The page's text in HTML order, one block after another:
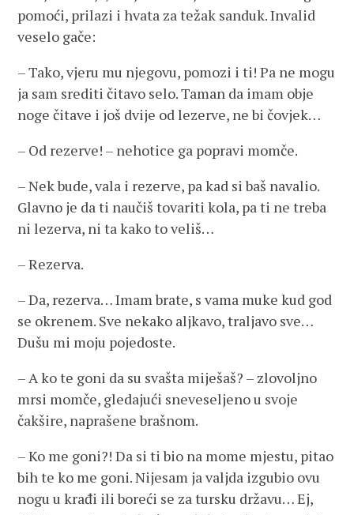
pomoći, prilazi i hvata za težak sanduk. Invalid
veselo gače:
– Tako, vjeru mu njegovu, pomozi i ti! Pa ne mogu
ja sam srediti čitavo selo. Taman da imam obje
noge čitave i još dvije od lezerve, ne bi čovjek…
– Od rezerve! – nehotice ga popravi momče.
– Nek bude, vala i rezerve, pa kad si baš navalio.
Glavno je da ti naučiš tovariti kola, pa ti ne treba
ni lezerva, ni ta kako to veliš…
– Rezerva.
– Da, rezerva… Imam brate, s vama muke kud god
se okrenem. Sve nekako aljkavo, traljavo sve…
Dušu mi moju pojedoste.
– A ko te goni da su svašta miješaš? – zlovoljno
mrsi momče, gledajući sneveseljeno u svoje
čakšire, naprašene brašnom.
– Ko me goni?! Da si ti bio na mome mjestu, pitao
bih te ko me goni. Nijesam ja valjda izgubio ovu
nogu u krađi ili boreći se za tursku državu… Ej,